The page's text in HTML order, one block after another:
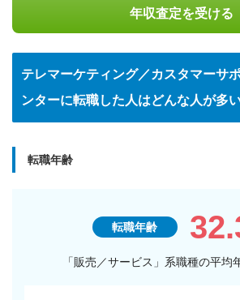
年収査定を受ける
テレマーケティング／カスタマーサ
ンターに転職した人はどんな人が多
転職年齢
転職年齢
「販売／サービス」系職種の平均